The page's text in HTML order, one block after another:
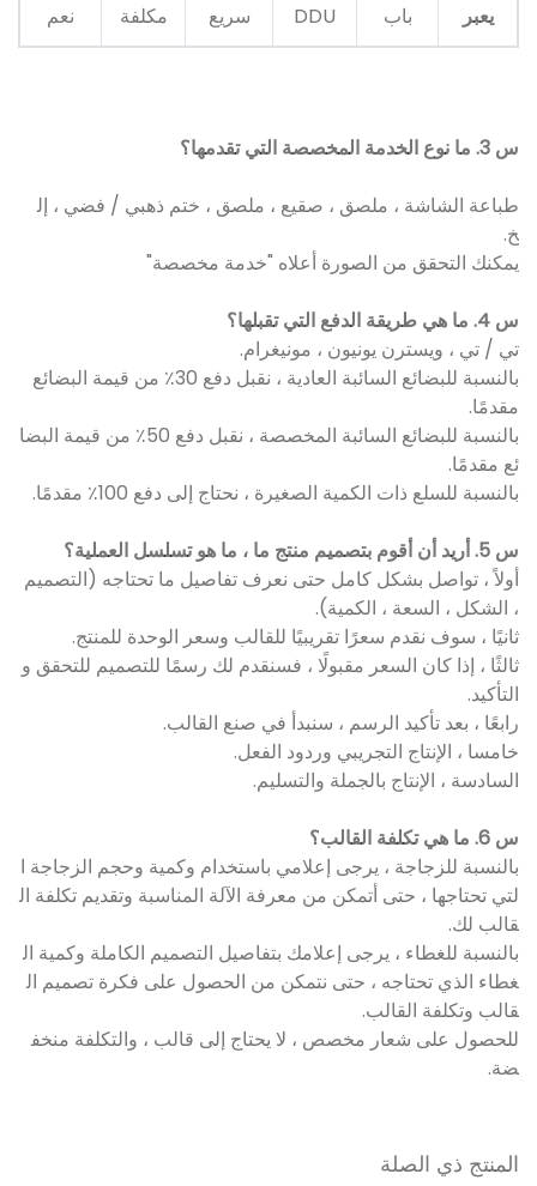
يعبر باب DDU سريع مكلفة نعم
س 3. ما نوع الخدمة المخصصة التي تقدمها؟
طباعة الشاشة ، ملصق ، صقيع ، ملصق ، ختم ذهبي / فضي ، إل
خ.
يمكنك التحقق من الصورة أعلاه "خدمة مخصصة"
س 4. ما هي طريقة الدفع التي تقبلها؟
تي / تي ، ويسترن يونيون ، مونيغرام.
بالنسبة للبضائع السائبة العادية ، نقبل دفع 30٪ من قيمة البضائع
مقدمًا.
بالنسبة للبضائع السائبة المخصصة ، نقبل دفع 50٪ من قيمة البضا
ئع مقدمًا.
بالنسبة للسلع ذات الكمية الصغيرة ، نحتاج إلى دفع 100٪ مقدمًا.
س 5. أريد أن أقوم بتصميم منتج ما ، ما هو تسلسل العملية؟
أولاً ، تواصل بشكل كامل حتى نعرف تفاصيل ما تحتاجه (التصميم
، الشكل ، السعة ، الكمية).
ثانيًا ، سوف نقدم سعرًا تقريبيًا للقالب وسعر الوحدة للمنتج.
ثالثًا ، إذا كان السعر مقبولًا ، فسنقدم لك رسمًا للتصميم للتحقق و
التأكيد.
رابعًا ، بعد تأكيد الرسم ، سنبدأ في صنع القالب.
خامسا ، الإنتاج التجريبي وردود الفعل.
السادسة ، الإنتاج بالجملة والتسليم.
س 6. ما هي تكلفة القالب؟
بالنسبة للزجاجة ، يرجى إعلامي باستخدام وكمية وحجم الزجاجة ا
لتي تحتاجها ، حتى أتمكن من معرفة الآلة المناسبة وتقديم تكلفة ال
قالب لك.
بالنسبة للغطاء ، يرجى إعلامك بتفاصيل التصميم الكاملة وكمية ال
غطاء الذي تحتاجه ، حتى نتمكن من الحصول على فكرة تصميم ال
قالب وتكلفة القالب.
للحصول على شعار مخصص ، لا يحتاج إلى قالب ، والتكلفة منخف
ضة.
المنتج ذي الصلة